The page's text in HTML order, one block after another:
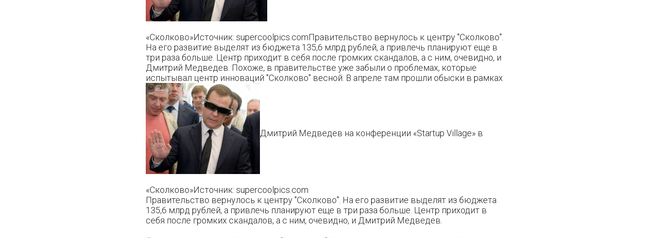
«Сколково»Источник: supercoolpics.comПравительство вернулось к центру "Сколково".
На его развитие выделят из бюджета 135,6 млрд рублей, а привлечь планируют еще в
три раза больше. Центр приходит в себя после громких скандалов, а с ним, очевидно, и
Дмитрий Медведев. Похоже, в правительстве уже забыли о проблемах, которые
испытывал центр инноваций "Сколково" весной. В апреле там прошли обыски в рамках
Дмитрий Медведев на конференции «Startup Village» в
«Сколково»Источник: supercoolpics.com
Правительство вернулось к центру "Сколково". На его развитие выделят из бюджета
135,6 млрд рублей, а привлечь планируют еще в три раза больше. Центр приходит в
себя после громких скандалов, а с ним, очевидно, и Дмитрий Медведев.